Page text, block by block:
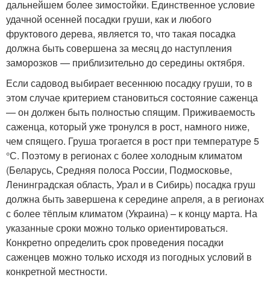
дальнейшем более зимостойки. Единственное условие
удачной осенней посадки груши, как и любого
фруктового дерева, является то, что такая посадка
должна быть совершена за месяц до наступления
заморозков — приблизительно до середины октября.
Если садовод выбирает весеннюю посадку груши, то в
этом случае критерием становиться состояние саженца
— он должен быть полностью спящим. Приживаемость
саженца, который уже тронулся в рост, намного ниже,
чем спящего. Груша трогается в рост при температуре 5
°С. Поэтому в регионах с более холодным климатом
(Беларусь, Средняя полоса России, Подмосковье,
Ленинградская область, Урал и в Сибирь) посадка груш
должна быть завершена к середине апреля, а в регионах
с более тёплым климатом (Украина) – к концу марта. На
указанные сроки можно только ориентироваться.
Конкретно определить срок проведения посадки
саженцев можно только исходя из погодных условий в
конкретной местности.